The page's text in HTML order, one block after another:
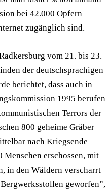
bei 42.000 Opfern
zugänglich sind.
vom 21. bis 23.
der deutschsprachigen
berichtet, dass auch in
1995 berufen
Terrors der
800 geheime Gräber
nach Kriegsende
erschossen, mit
in den Wäldern verscharrt
geworfen”,